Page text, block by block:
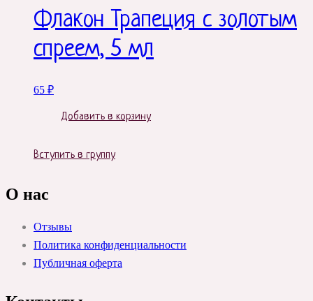
Флакон Трапеция с золотым
спреем, 5 мл
65 ₽
Добавить в корзину
Вступить в группу
О нас
Отзывы
Политика конфиденциальности
Публичная оферта